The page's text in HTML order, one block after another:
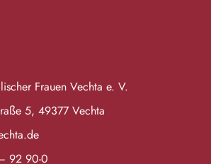
Frauen Vechta e. V.
5, 49377 Vechta
92 90-0